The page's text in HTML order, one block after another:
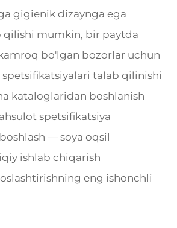
gigienik dizaynga ega
qilishi mumkin, bir paytda
bo'lgan bozorlar uchun
spetsifikatsiyalari talab qilinishi
kataloglaridan boshlanish
spetsifikatsiya
— soya oqsil
ishlab chiqarish
eng ishonchli